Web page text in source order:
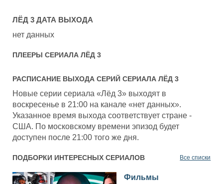
ЛЁД 3ДАТА ВЫХОДА
нет данных
ПЛЕЕРЫ СЕРИАЛА ЛЁД 3
РАСПИСАНИЕ ВЫХОДА СЕРИЙ СЕРИАЛА ЛЁД 3
Новые серии сериала «Лёд 3» выходят в
воскресенье в 21:00 на канале «нет данных».
Указанное время выхода соответствует стране -
США. По московскому времени эпизод будет
доступен после 21:00 того же дня.
ПОДБОРКИ ИНТЕРЕСНЫХ СЕРИАЛОВ Все списки
Фильмы